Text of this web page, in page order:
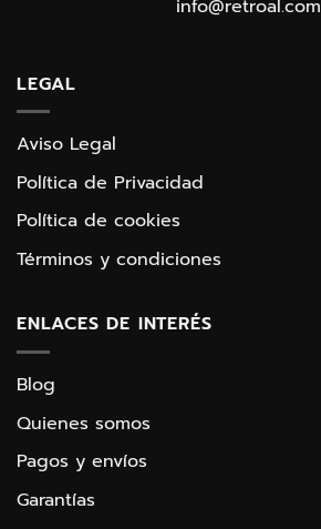
info@retroal.com
LEGAL
Aviso Legal
Política de Privacidad
Política de cookies
Términos y condiciones
ENLACES DE INTERÉS
Blog
Quienes somos
Pagos y envíos
Garantías